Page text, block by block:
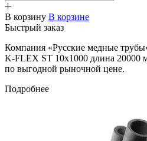
В корзину В корзине
Быстрый заказ
Компания «Русские медные
K-FLEX ST 10х1000 длина 20000
по выгодной рыночной цене.
Подробнее